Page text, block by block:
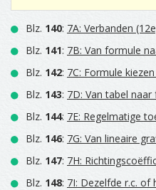
Blz. 140: 7A: Verbanden
Blz. 141: 7B: Van formule
Blz. 142: 7C: Formule
Blz. 143: 7D: Van tabel
Blz. 144: 7E: Regelmatige
Blz. 146: 7G: Van lineaire
Blz. 147: 7H:
Blz. 148: 7I: Dezelfde r.c. of